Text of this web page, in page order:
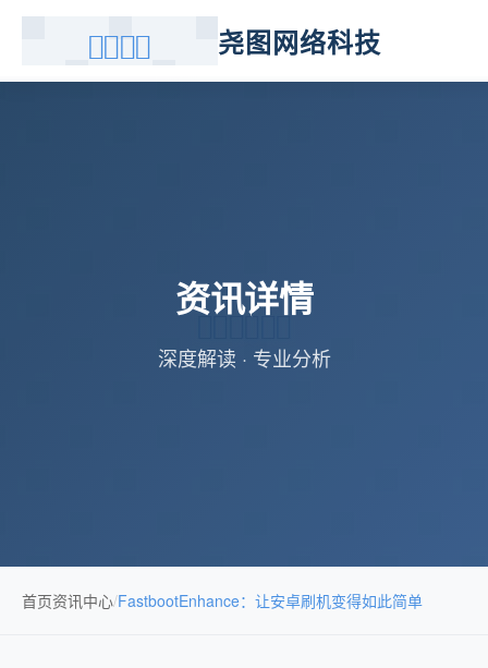
尧图网络科技
资讯详情
深度解读 · 专业分析
首页资讯中心/FastbootEnhance：让安卓刷机变得如此简单